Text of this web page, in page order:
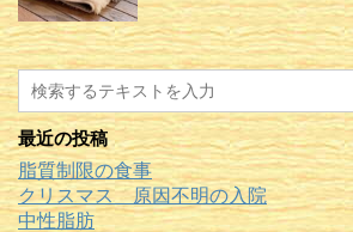
最近の投稿
脂質制限の食事
クリスマス 原因不明の入院
中性脂肪